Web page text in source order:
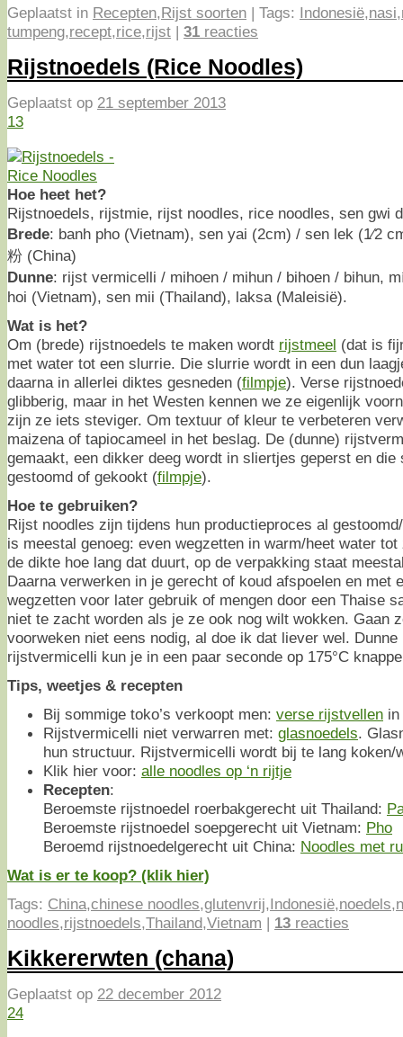
Geplaatst in Recepten,Rijst soorten | Tags: Indonesië,nasi,
tumpeng,recept,rice,rijst | 31 reacties
Rijstnoedels (Rice Noodles)
Geplaatst op 21 september 2013
13
Hoe heet het?
Rijstnoedels, rijstmie, rijst noodles, rice noodles, sen gwi
Brede: banh pho (Vietnam), sen yai (2cm) / sen lek (1⁄2
粉 (China)
Dunne: rijst vermicelli / mihoen / mihun / bihoen / bihun,
hoi (Vietnam), sen mii (Thailand), laksa (Maleisië).
Wat is het?
Om (brede) rijstnoedels te maken wordt rijstmeel (dat is
met water tot een slurrie. Die slurrie wordt in een dun
daarna in allerlei diktes gesneden (filmpje). Verse
glibberig, maar in het Westen kennen we ze eigenlijk
zijn ze iets steviger. Om textuur of kleur te verbeteren
maizena of tapiocameel in het beslag. De (dunne)
gemaakt, een dikker deeg wordt in sliertjes geperst en die
gestoomd of gekookt (filmpje).
Hoe te gebruiken?
Rijst noodles zijn tijdens hun productieproces al
is meestal genoeg: even wegzetten in warm/heet water
de dikte hoe lang dat duurt, op de verpakking staat
Daarna verwerken in je gerecht of koud afspoelen en met
wegzetten voor later gebruik of mengen door een Thaise
niet te zacht worden als je ze ook nog wilt wokken. Gaan
voorweken niet eens nodig, al doe ik dat liever wel. Dunne
rijstvermicelli kun je in een paar seconde op 175°C
Tips, weetjes & recepten
Bij sommige toko’s verkoopt men: verse rijstvellen
Rijstvermicelli niet verwarren met: glasnoedels.
hun structuur. Rijstvermicelli wordt bij te lang koken/
Klik hier voor: alle noodles op ‘n rijtje
Recepten:
Beroemste rijstnoedel roerbakgerecht uit Thailand:
Beroemste rijstnoedel soepgerecht uit Vietnam: Pho
Beroemd rijstnoedelgerecht uit China: Noodles met
Wat is er te koop? (klik hier)
Tags: China,chinese noodles,glutenvrij,Indonesië,noedels,
noodles,rijstnoedels,Thailand,Vietnam | 13 reacties
Kikkererwten (chana)
Geplaatst op 22 december 2012
24